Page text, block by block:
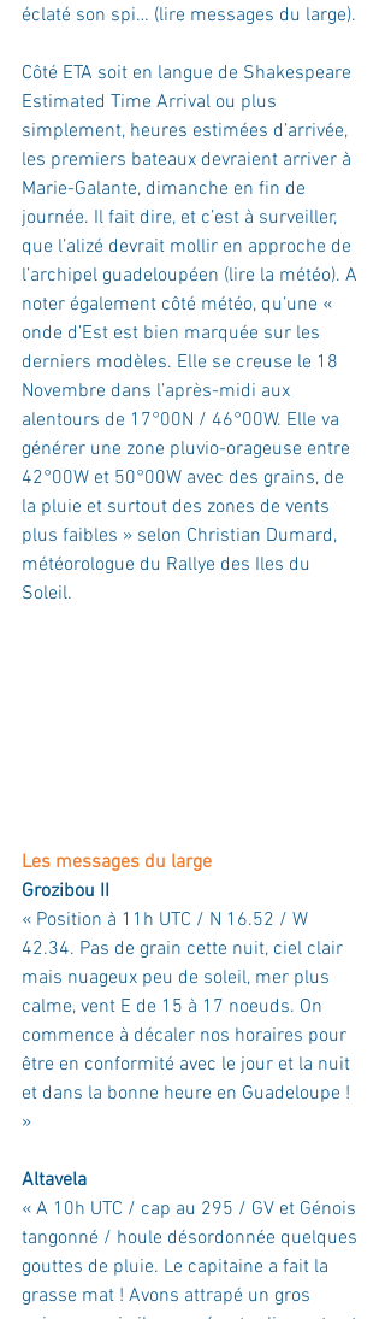
éclaté son spi… (lire messages du large).
Côté ETA soit en langue de Shakespeare
Estimated Time Arrival ou plus
simplement, heures estimées d’arrivée,
les premiers bateaux devraient arriver à
Marie-Galante, dimanche en fin de
journée. Il fait dire, et c’est à surveiller,
que l’alizé devrait mollir en approche de
l’archipel guadeloupéen (lire la météo). A
noter également côté météo, qu’une «
onde d’Est est bien marquée sur les
derniers modèles. Elle se creuse le 18
Novembre dans l’après-midi aux
alentours de 17°00N / 46°00W. Elle va
générer une zone pluvio-orageuse entre
42°00W et 50°00W avec des grains, de
la pluie et surtout des zones de vents
plus faibles » selon Christian Dumard,
météorologue du Rallye des Iles du
Soleil.
Les messages du large
Grozibou II
« Position à 11h UTC / N 16.52 / W
42.34. Pas de grain cette nuit, ciel clair
mais nuageux peu de soleil, mer plus
calme, vent E de 15 à 17 noeuds. On
commence à décaler nos horaires pour
être en conformité avec le jour et la nuit
et dans la bonne heure en Guadeloupe !
»
Altavela
« A 10h UTC / cap au 295 / GV et Génois
tangonné / houle désordonnée quelques
gouttes de pluie. Le capitaine a fait la
grasse mat ! Avons attrapé un gros